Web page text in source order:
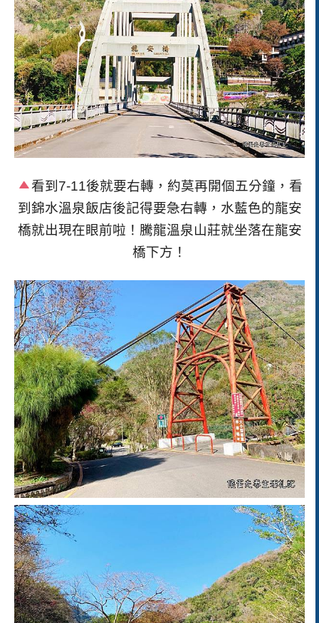
看到7-11後就要右轉，約莫再開個五分鐘，看
到錦水溫泉飯店後記得要急右轉，水藍色的龍安
橋就出現在眼前啦！騰龍溫泉山莊就坐落在龍安
橋下方！